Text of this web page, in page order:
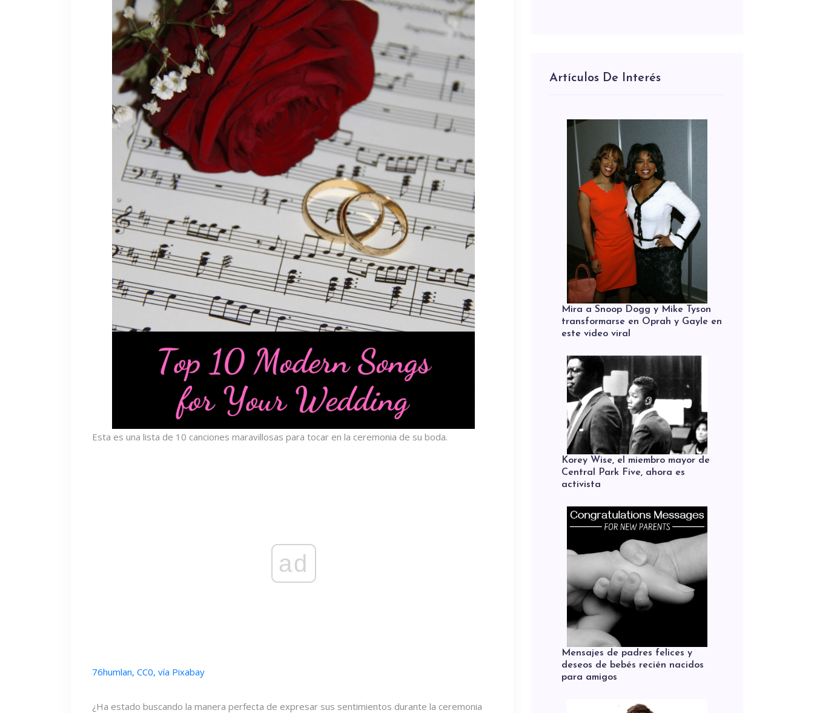
Esta es una lista de 10 canciones maravillosas para tocar en la ceremonia de su boda.
ad
76humlan, CC0, vía Pixabay
¿Ha estado buscando la manera perfecta de expresar sus sentimientos durante la ceremonia
Artículos De Interés
Mira a Snoop Dogg y Mike Tyson
transformarse en Oprah y Gayle en
este video viral
Korey Wise, el miembro mayor de
Central Park Five, ahora es
activista
Mensajes de padres felices y
deseos de bebés recién nacidos
para amigos